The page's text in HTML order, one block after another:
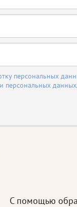
персональных
персональных данных
С помощью